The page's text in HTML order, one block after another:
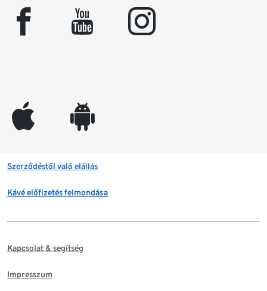
facebook youtube instagram
appleinc android
Szerződéstől való elállás
Kávé előfizetés felmondása
Kapcsolat & segítség
Impresszum